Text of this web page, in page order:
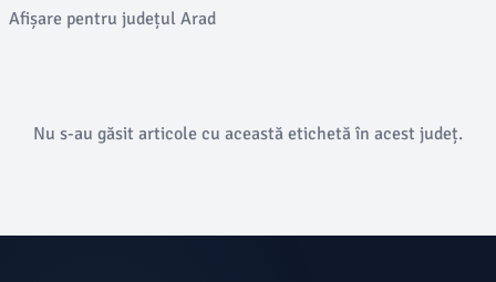
Afișare pentru județul Arad
Nu s-au găsit articole cu această etichetă în acest județ.